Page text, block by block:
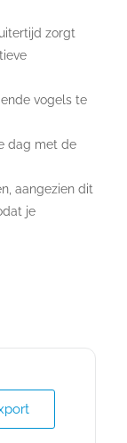
zorgt
vogels te
dag met de
aangezien dit
je